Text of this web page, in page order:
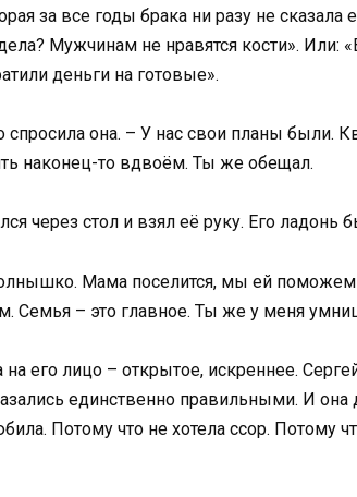
за все годы брака ни разу не сказала
Мужчинам не нравятся кости».
деньги на готовые».
спросила она. – У нас свои планы были.
наконец-то вдвоём. Ты же обещал.
через стол и взял её руку. Его ладонь
Мама поселится, мы ей поможем
Семья – это главное. Ты же у меня
на его лицо – открытое, искреннее.
единственно правильными. И она
Потому что не хотела ссор. Потому